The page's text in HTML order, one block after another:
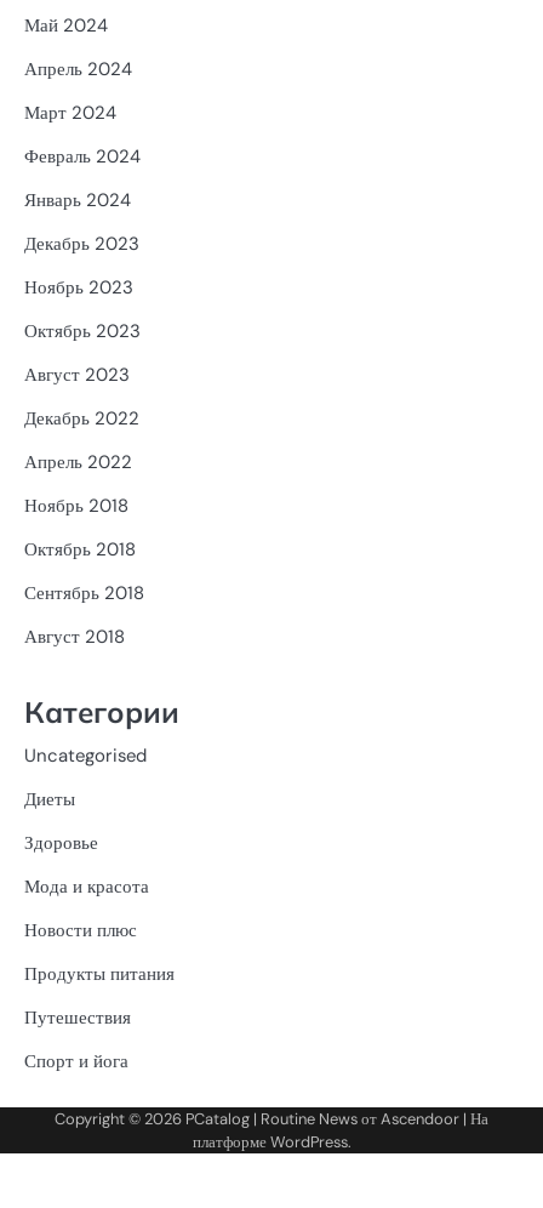
Май 2024
Апрель 2024
Март 2024
Февраль 2024
Январь 2024
Декабрь 2023
Ноябрь 2023
Октябрь 2023
Август 2023
Декабрь 2022
Апрель 2022
Ноябрь 2018
Октябрь 2018
Сентябрь 2018
Август 2018
Категории
Uncategorised
Диеты
Здоровье
Мода и красота
Новости плюс
Продукты питания
Путешествия
Спорт и йога
Copyright © 2026 PCatalog | Routine News отAscendoor | На
платформеWordPress.